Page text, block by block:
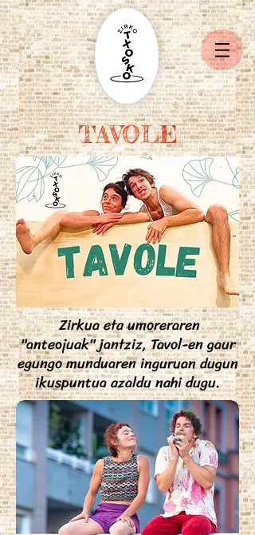
TAVOLE
Zirkua eta umoreraren
"anteojuak" jantziz, Tavol-en gaur
egungo munduaren inguruan dugun
ikuspuntua azaldu nahi dugu.